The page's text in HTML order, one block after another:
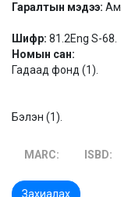
Гаралтын мэдээ:
Шифр: 81.2Eng S-68.
Номын сан:
Гадаад фонд (1).
Бэлэн (1).
MARC: ISBD:
Захиалах